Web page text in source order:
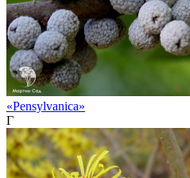
«Pensylvanica»
Г